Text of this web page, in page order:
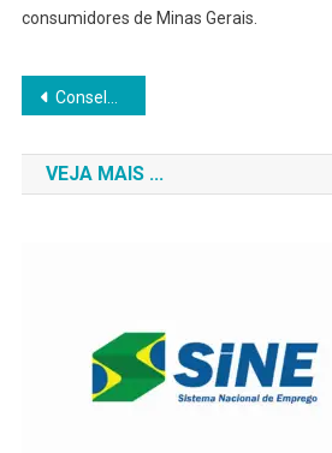
consumidores de Minas Gerais.
Navegação
de
Post
Conselheiro Lafaiete Recebe Grande Copa de Marcha da Raça Mangalarga Marchador com Entrada e Estacionamento Gratuitos
VEJA MAIS ...